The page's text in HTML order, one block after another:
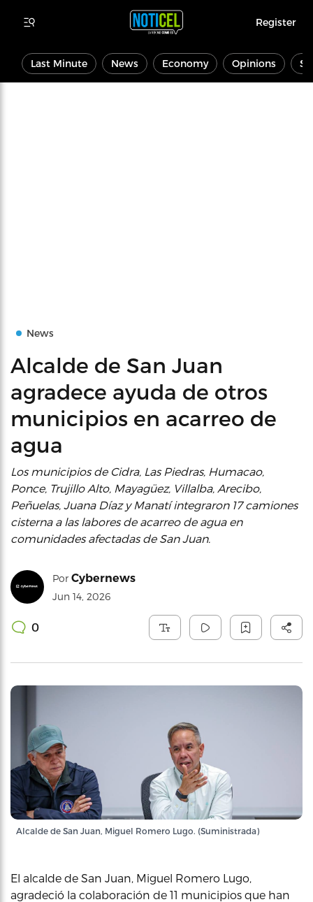
Register
Last Minute News Economy Opinions
News
Alcalde de San Juan
agradece ayuda de otros
municipios en acarreo de
agua
Los municipios de Cidra, Las Piedras, Humacao,
Ponce, Trujillo Alto, Mayagüez, Villalba, Arecibo,
Peñuelas, Juana Díaz y Manatí integraron 17 camiones
cisterna a las labores de acarreo de agua en
comunidades afectadas de San Juan.
Por Cybernews
Jun 14, 2026
0
Alcalde de San Juan, Miguel Romero Lugo. (Suministrada)
El alcalde de San Juan, Miguel Romero Lugo,
agradeció la colaboración de 11 municipios que han